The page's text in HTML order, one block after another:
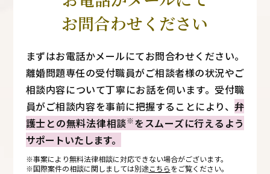
お問合わせください
まずはお電話かメールにてお問合わせください。
離婚問題専任の受付職員がご相談者様の状況やご
相談内容について丁寧にお話を伺います。受付職
員がご相談内容を事前に把握することにより、弁
護士との無料法律相談※をスムーズに行えるよう
サポートいたします。
※事案により無料法律相談に対応できない場合がございます。
※国際案件の相談に関しましては別途こちらをご覧ください。